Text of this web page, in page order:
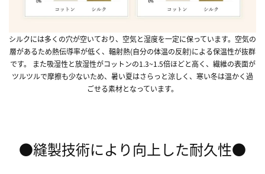
シルクには多くの穴が空いており、空気と湿度を一定に保っています。空気の
層があるため熱伝導率が低く、輻射熱(自分の体温の反射)による保温性が抜群
です。 また吸湿性と放湿性がコットンの1.3~1.5倍ほどと高く、繊維の表面が
ツルツルで摩擦も少ないため、 暑い夏はさらっと涼しく、寒い冬は温かく過
ごせる素材となっています。
●縫製技術により向上した耐久性●